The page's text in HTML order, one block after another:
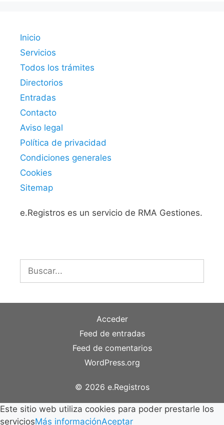
Inicio
Servicios
Todos los trámites
Directorios
Entradas
Contacto
Aviso legal
Política de privacidad
Condiciones generales
Cookies
Sitemap
e.Registros es un servicio de RMA Gestiones.
Buscar:
Acceder
Feed de entradas
Feed de comentarios
WordPress.org
© 2026 e.Registros
Este sitio web utiliza cookies para poder prestarle los
serviciosMás informaciónAceptar